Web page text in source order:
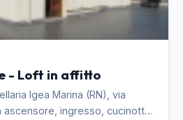
- Loft in affitto